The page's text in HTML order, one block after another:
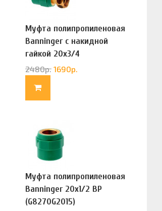
Муфта полипропиленовая
Banninger с накидной
гайкой 20х3/4
(G83322020)
2480р. 1690р.
Муфта полипропиленовая
Banninger 20х1/2 ВР
(G8270G2015)